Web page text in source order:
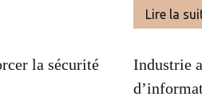
Lire la
la sécurité
Industrie